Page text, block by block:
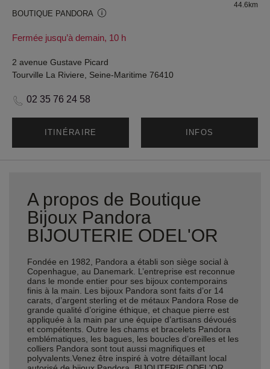
BOUTIQUE PANDORA
Fermée jusqu’à demain, 10 h
44.6km
2 avenue Gustave Picard
Tourville La Riviere, Seine-Maritime 76410
02 35 76 24 58
ITINÉRAIRE INFOS
A propos de Boutique
Bijoux Pandora
BIJOUTERIE ODEL'OR
Fondée en 1982, Pandora a établi son siège social à
Copenhague, au Danemark. L’entreprise est reconnue
dans le monde entier pour ses bijoux contemporains
finis à la main. Les bijoux Pandora sont faits d’or 14
carats, d’argent sterling et de métaux Pandora Rose de
grande qualité d’origine éthique, et chaque pierre est
appliquée à la main par une équipe d’artisans dévoués
et compétents. Outre les chams et bracelets Pandora
emblématiques, les bagues, les boucles d’oreilles et les
colliers Pandora sont tout aussi magnifiques et
polyvalents.Venez être inspiré à votre détaillant local